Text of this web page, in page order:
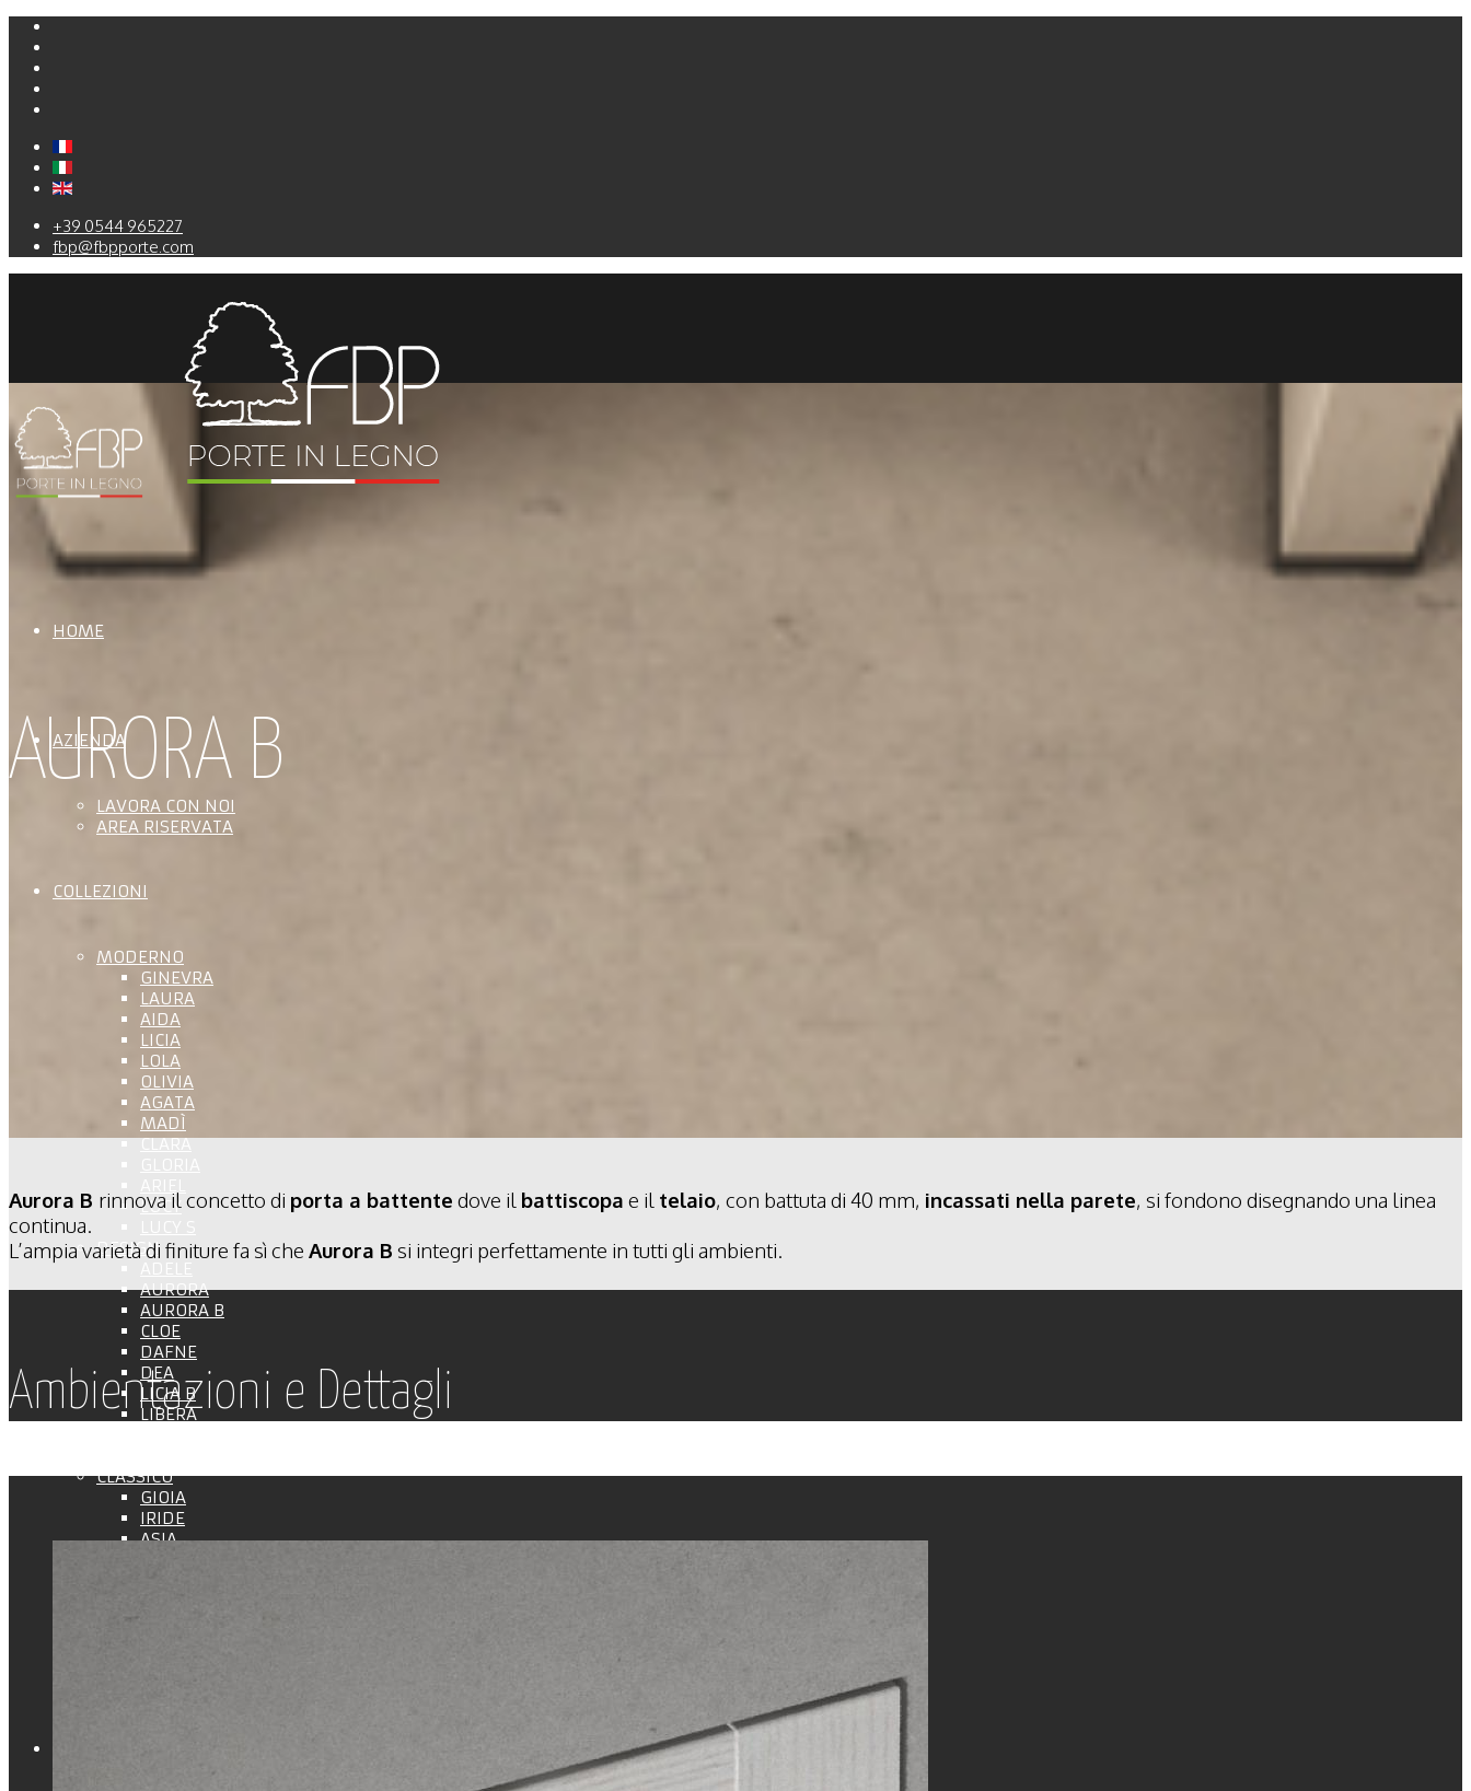
+39 0544 965227
fbp@fbpporte.com
HOME
AZIENDA
LAVORA CON NOI
AREA RISERVATA
COLLEZIONI
MODERNO
GINEVRA
LAURA
AIDA
LICIA
LOLA
OLIVIA
AGATA
MADÌ
CLARA
LUCY
DESIGN
AURORA
AURORA B
CLOE
DAFNE
DEA
LICIA B
LIBERA
CLASSICO
GIOIA
IRIDE
ASIA
AURORA B
Aurora B rinnova il concetto di porta a battente dove il battiscopa e il telaio, con battuta di 40 mm, incassati nella parete, si fondono disegnando una linea
continua.
L’ampia varietà di finiture fa sì che Aurora B si integri perfettamente in tutti gli ambienti.
Ambientazioni e Dettagli